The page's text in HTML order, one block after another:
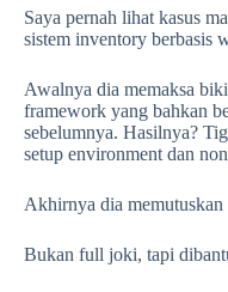
Saya pernah lihat kasus
sistem inventory berbasis
Awalnya dia memaksa
framework yang bahkan
sebelumnya. Hasilnya?
setup environment dan
Akhirnya dia memutuskan
Bukan full joki, tapi